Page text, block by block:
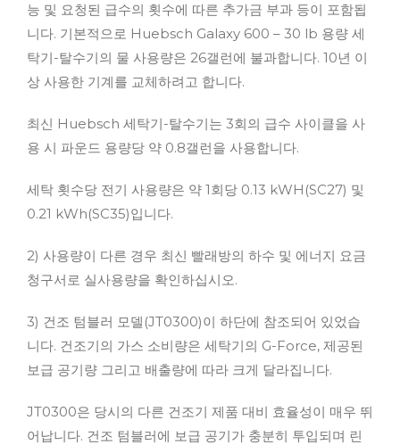
능 및 요청된 급수의 횟수에 따른 추가금 부과 등이 포함됩
니다. 기본적으로 Huebsch Galaxy 600 – 30 lb 용량 세
탁기-탈수기의 물 사용량은 26갤런에 불과합니다. 10년 이
상 사용한 기계를 교체하려고 합니다.
최신 Huebsch 세탁기-탈수기는 3회의 급수 사이클을 사
용 시 파운드 용량당 약 0.8갤런을 사용합니다.
세탁 횟수당 전기 사용량은 약 1회당 0.13 kWH(SC27) 및
0.21 kWh(SC35)입니다.
2) 사용량이 다른 경우 최신 빨래방의 하수 및 에너지 요금
청구서로 실사용량을 확인하십시오.
3) 건조 텀블러 모델(JT0300)이 하단에 참조되어 있었습
니다. 건조기의 가스 소비량은 세탁기의 G-Force, 제공된
보급 공기량 그리고 배출량에 따라 크게 달라집니다.
JT0300은 당시의 다른 건조기 제품 대비 효율성이 매우 뛰
어납니다. 건조 텀블러에 보급 공기가 충분히 투입되며 린